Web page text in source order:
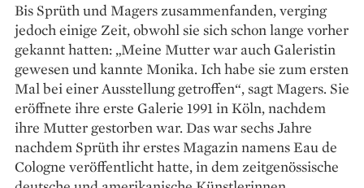
Bis Sprüth und Magers ­zusammenfanden, verging
jedoch einige Zeit, obwohl sie sich schon lange vorher
gekannt hatten: „Meine Mutter war auch Galeristin
gewesen und kannte Monika. Ich habe sie zum ersten
Mal bei einer Ausstellung getroffen“, sagt Magers. Sie
eröffnete ihre erste Galerie 1991 in Köln, nachdem
ihre Mutter gestorben war. Das war sechs Jahre
nachdem Sprüth ihr erstes Magazin namens Eau de
Cologne veröffentlicht hatte, in dem zeitgenössische